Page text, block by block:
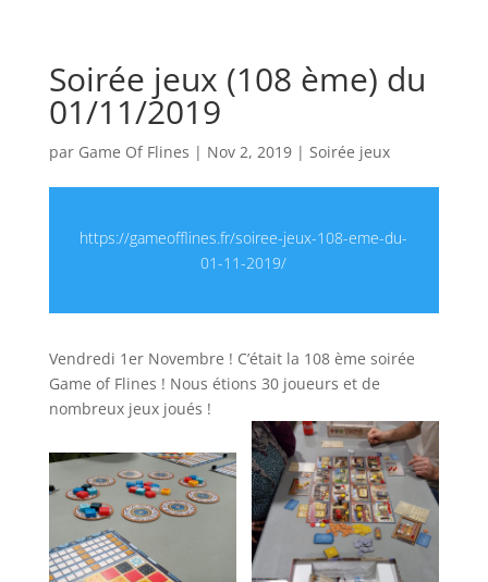
Soirée jeux (108 ème) du
01/11/2019
par Game Of Flines | Nov 2, 2019| Soirée jeux
https://gameofflines.fr/soiree-jeux-108-eme-du-
01-11-2019/
Vendredi 1er Novembre ! C’était la 108 ème soirée
Game of Flines ! Nous étions 30 joueurs et de
nombreux jeux joués !